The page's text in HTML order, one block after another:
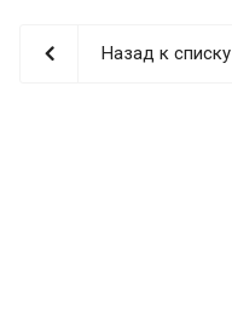
Назад к списку